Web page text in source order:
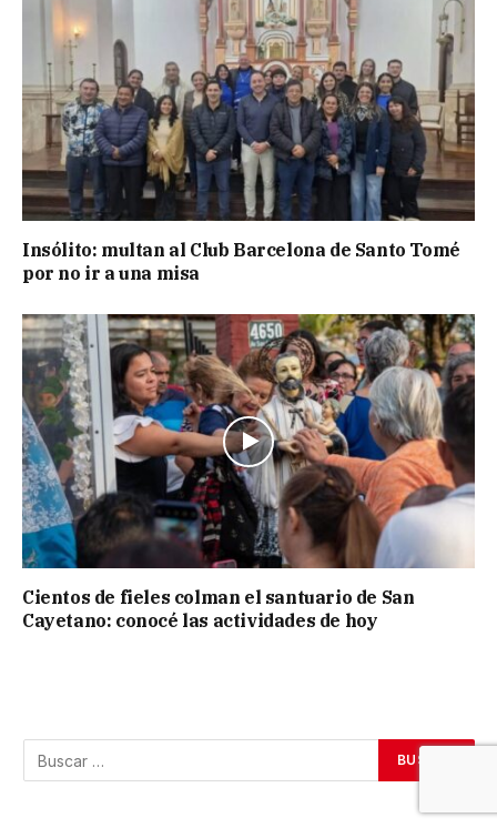
Insólito: multan al Club Barcelona de Santo Tomé
por no ir a una misa
Cientos de fieles colman el santuario de San
Cayetano: conocé las actividades de hoy